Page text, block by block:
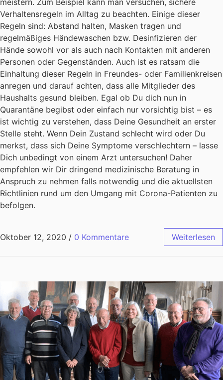
Verhaltensregeln im Alltag zu beachten. Einige dieser
Regeln sind: Abstand halten, Masken tragen und
regelmäßiges Händewaschen bzw. Desinfizieren der
Hände sowohl vor als auch nach Kontakten mit anderen
Personen oder Gegenständen. Auch ist es ratsam die
Einhaltung dieser Regeln in Freundes- oder Familienkreisen
anregen und darauf achten, dass alle Mitglieder des
Haushalts gesund bleiben. Egal ob Du dich nun in
Quarantäne begibst oder einfach nur vorsichtig bist – es
ist wichtig zu verstehen, dass Deine Gesundheit an erster
Stelle steht. Wenn Dein Zustand schlecht wird oder Du
merkst, dass sich Deine Symptome verschlechtern – lasse
Dich unbedingt von einem Arzt untersuchen! Daher
empfehlen wir Dir dringend medizinische Beratung in
Anspruch zu nehmen falls notwendig und die aktuellsten
Richtlinien rund um den Umgang mit Corona-Patienten zu
befolgen.
Oktober 12, 2020 / 0 Kommentare Weiterlesen